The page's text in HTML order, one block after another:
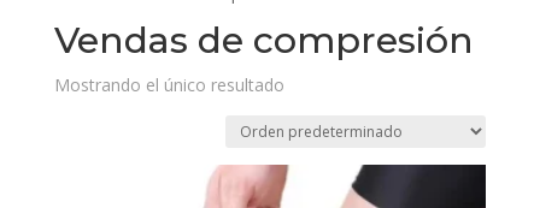
Vendas de compresión
Mostrando el único resultado